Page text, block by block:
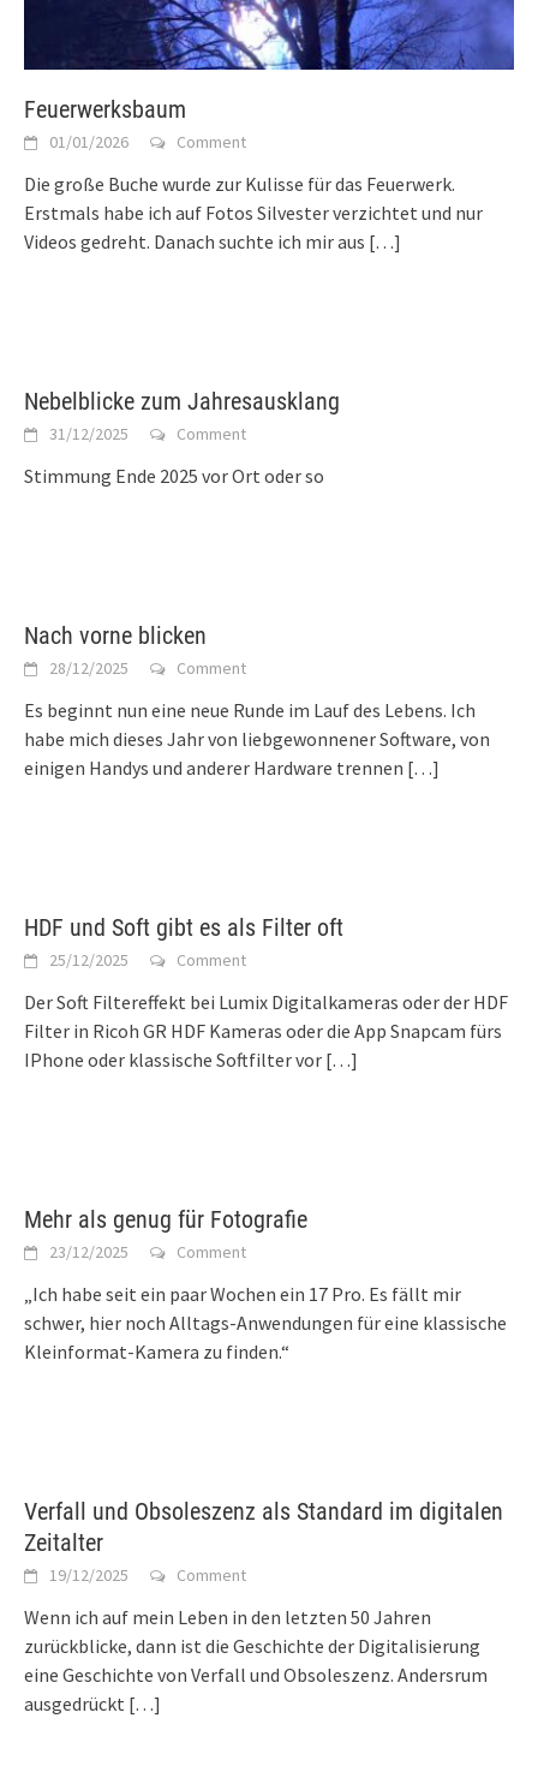
Feuerwerksbaum
01/01/2026 Comment
Die große Buche wurde zur Kulisse für das Feuerwerk.
Erstmals habe ich auf Fotos Silvester verzichtet und nur
Videos gedreht. Danach suchte ich mir aus […]
Nebelblicke zum Jahresausklang
31/12/2025 Comment
Stimmung Ende 2025 vor Ort oder so
Nach vorne blicken
28/12/2025 Comment
Es beginnt nun eine neue Runde im Lauf des Lebens. Ich
habe mich dieses Jahr von liebgewonnener Software, von
einigen Handys und anderer Hardware trennen […]
HDF und Soft gibt es als Filter oft
25/12/2025 Comment
Der Soft Filtereffekt bei Lumix Digitalkameras oder der HDF
Filter in Ricoh GR HDF Kameras oder die App Snapcam fürs
IPhone oder klassische Softfilter vor […]
Mehr als genug für Fotografie
23/12/2025 Comment
„Ich habe seit ein paar Wochen ein 17 Pro. Es fällt mir
schwer, hier noch Alltags-Anwendungen für eine klassische
Kleinformat-Kamera zu finden.“
Verfall und Obsoleszenz als Standard im digitalen
Zeitalter
19/12/2025 Comment
Wenn ich auf mein Leben in den letzten 50 Jahren
zurückblicke, dann ist die Geschichte der Digitalisierung
eine Geschichte von Verfall und Obsoleszenz. Andersrum
ausgedrückt […]